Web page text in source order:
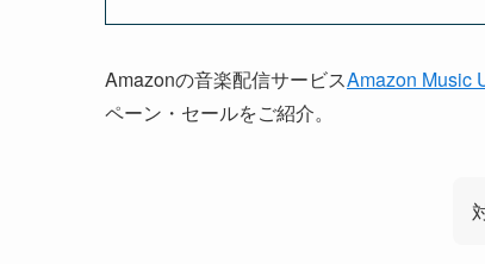
Amazonの音楽配信サービスAmazon Music
ペーン・セールをご紹介。